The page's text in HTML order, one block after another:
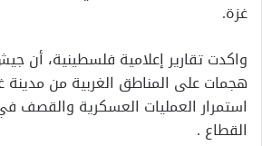
غزة.
واكدت تقارير إعلامية فلسطينية، أن
هجمات على المناطق الغربية من مدينة
استمرار العمليات العسكرية والقصف
القطاع .